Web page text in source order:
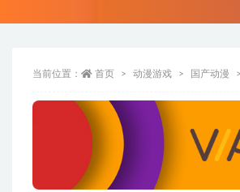
当前位置： 首页 动漫游戏 国产动漫